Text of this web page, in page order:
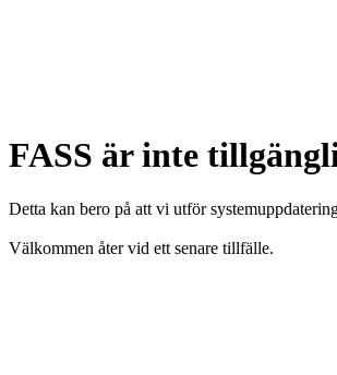
FASS är inte
Detta kan bero på att vi utför
Välkommen åter vid ett senare tillfälle.